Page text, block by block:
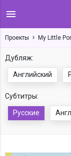
Проекты My Little
Дубляж:
Английский
Субтитры:
Русские